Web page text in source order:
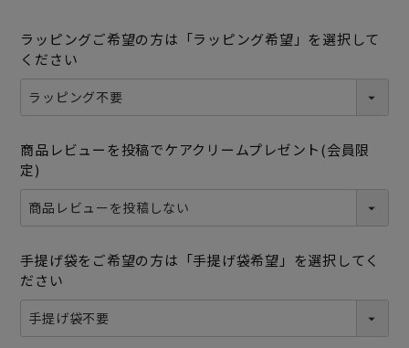
ラッピングご希望の方は「ラッピング希望」を選択して
ください
商品レビューを投稿でケアクリームプレゼント(会員限
定)
手提げ袋をご希望の方は「手提げ袋希望」を選択してく
ださい